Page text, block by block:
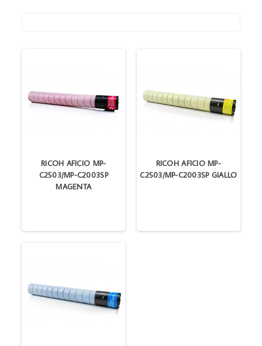
RICOH AFICIO MP-
C2503/MP-C2003SP
MAGENTA
RICOH AFICIO MP-
C2503/MP-C2003SP GIALLO